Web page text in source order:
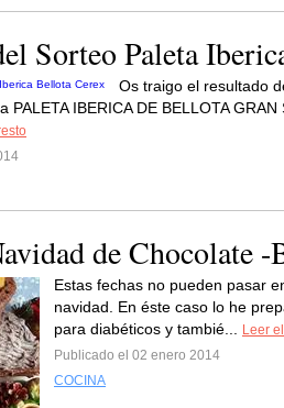
Sorteo Paleta
Os traigo el resultado
PALETA IBERICA DE BELLOTA
de Chocolate
Estas fechas no pueden pasar
navidad. En éste caso lo he
para diabéticos y tambié...
Leer
Publicado el 02 enero 2014
COCINA